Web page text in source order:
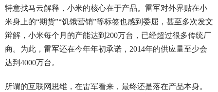
特意找马云解释，小米的核心在于产品。雷军对外界贴在小
米身上的“期货”“饥饿营销”等标签也感到委屈，甚至多次发文
辩解，小米每个月的产能达到200万台，已经超过很多传统厂
商。为此，雷军还在今年年初承诺，2014年的供应量至少会
达到4000万台。
所谓的互联网思维，在雷军看来，最终还是落在产品本身。